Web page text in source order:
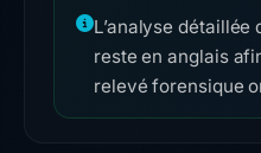
L’analyse détaillée
reste en anglais
relevé forensique